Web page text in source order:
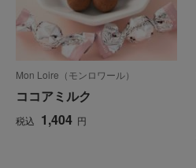
Mon Loire（モンロワール）
ココアミルク
税込 1,404 円